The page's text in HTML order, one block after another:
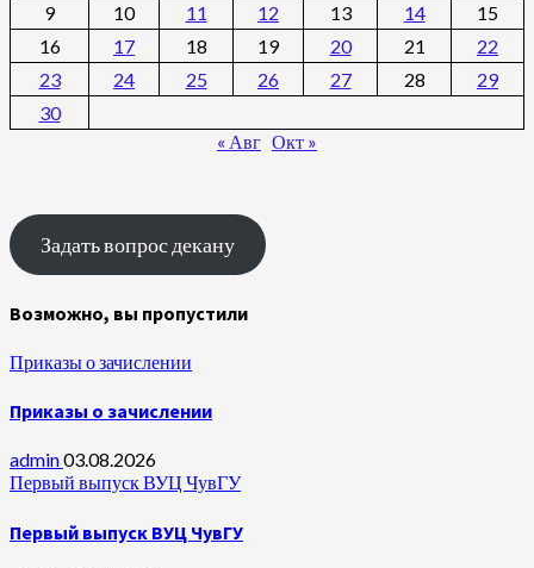
9
10 11 12 13 14
15
16
17 18 19 20 21
22
23
24 25 26 27 28
29
30
« Авг Окт »
Задать вопрос декану
Возможно, вы пропустили
Приказы о зачислении
Приказы о зачислении
admin03.08.2026
Первый выпуск ВУЦ ЧувГУ
Первый выпуск ВУЦ ЧувГУ